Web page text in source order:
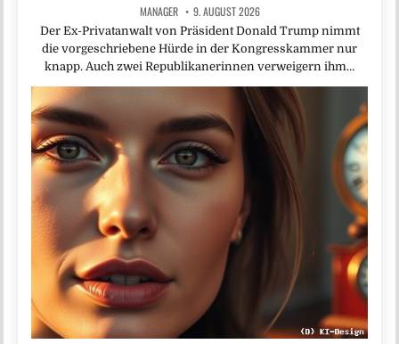
MANAGER 9. AUGUST 2026
Der Ex-Privatanwalt von Präsident Donald Trump nimmt
die vorgeschriebene Hürde in der Kongresskammer nur
knapp. Auch zwei Republikanerinnen verweigern ihm…